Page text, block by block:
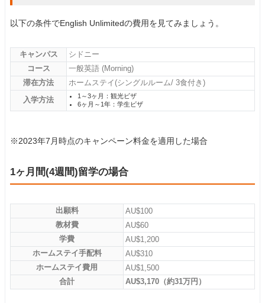
以下の条件でEnglish Unlimitedの費用を見てみましょう。
キャンパス
シドニー
コース
一般英語 (Morning)
滞在方法
ホームステイ(シングルルーム/ 3食付き)
入学方法
1～3ヶ月：観光ビザ
6ヶ月～1年：学生ビザ
※2023年7月時点のキャンペーン料金を適用した場合
1ヶ月間(4週間)留学の場合
出願料
AU$100
教材費
AU$60
学費
AU$1,200
ホームステイ手配料
AU$310
ホームステイ費用
AU$1,500
合計
AU$3,170（約31万円）